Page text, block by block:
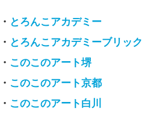
・ とろんこアカデミー
・ とろんこアカデミーブリック
・ このこのアート堺
・ このこのアート京都
・ このこのアート白川